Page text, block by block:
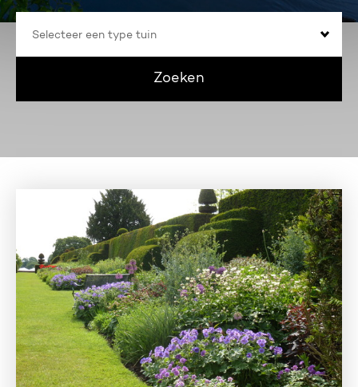
Selecteer
een
Zoeken